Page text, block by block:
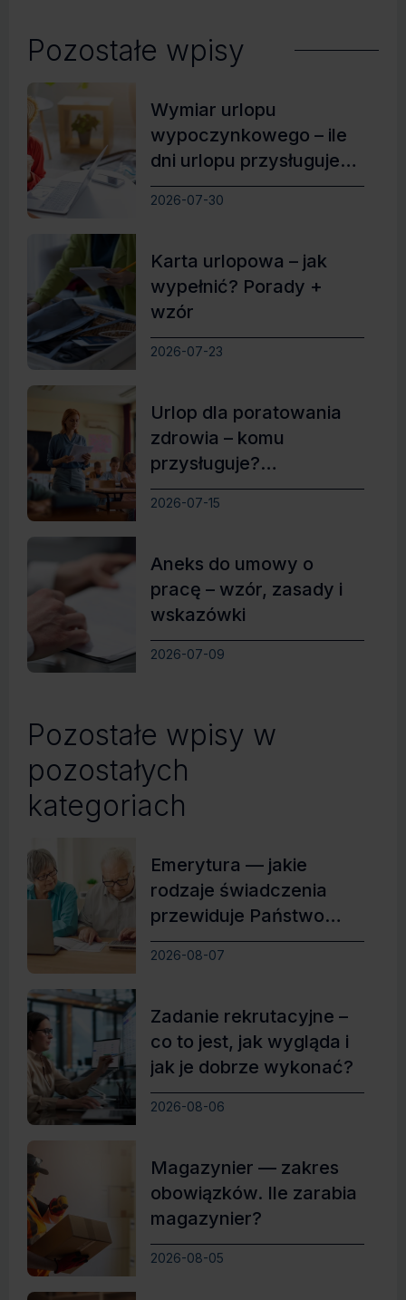
Pozostałe wpisy
Wymiar urlopu
wypoczynkowego – ile
dni urlopu przysługuje
pracownikowi?
2026-07-30
Karta urlopowa – jak
wypełnić? Porady +
wzór
2026-07-23
Urlop dla poratowania
zdrowia – komu
przysługuje?
Najważniejsze zasady
2026-07-15
Aneks do umowy o
pracę – wzór, zasady i
wskazówki
2026-07-09
Pozostałe wpisy w
pozostałych
kategoriach
Emerytura — jakie
rodzaje świadczenia
przewiduje Państwo
Polskie?
2026-08-07
Zadanie rekrutacyjne –
co to jest, jak wygląda i
jak je dobrze wykonać?
2026-08-06
Magazynier — zakres
obowiązków. Ile zarabia
magazynier?
2026-08-05